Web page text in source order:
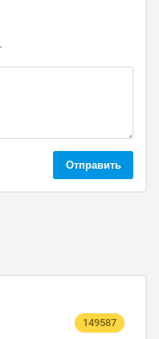
Отправить
149587